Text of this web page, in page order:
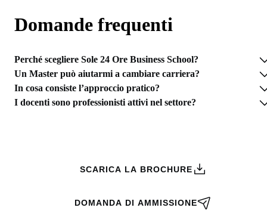
Domande frequenti
Perché scegliere Sole 24 Ore Business School?
Un Master può aiutarmi a cambiare carriera?
In cosa consiste l’approccio pratico?
I docenti sono professionisti attivi nel settore?
SCARICA LA BROCHURE
DOMANDA DI AMMISSIONE